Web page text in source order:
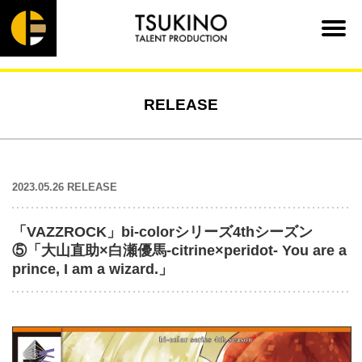
RELEASE
2023.05.26 RELEASE
「VAZZROCK」bi-colorシリーズ4thシーズン
⑤「大山直助×白瀬優馬-citrine×peridot- You are a
prince, I am a wizard.」